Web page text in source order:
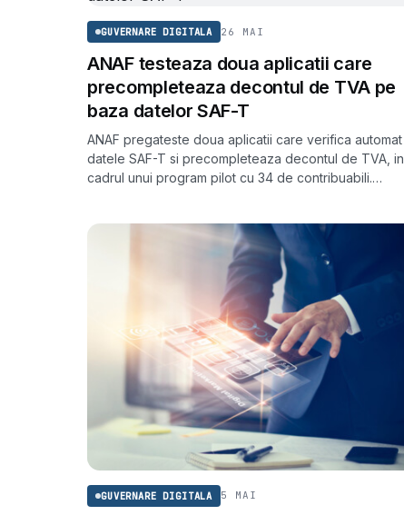
GUVERNARE DIGITALA 26 MAI
ANAF testeaza doua aplicatii care
precompleteaza decontul de TVA pe
baza datelor SAF-T
ANAF pregateste doua aplicatii care verifica automat
datele SAF-T si precompleteaza decontul de TVA, in
cadrul unui program pilot cu 34 de contribuabili.
GUVERNARE DIGITALA 5 MAI